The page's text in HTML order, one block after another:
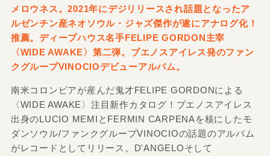
メロウネス。2021年にデジリリースされ話題となったア
ルゼンチン産ネオソウル・ジャズ傑作が遂にアナログ化！
推薦。ディープハウス名手FELIPE GORDON主宰
〈WIDE AWAKE〉第二弾。ブエノスアイレス発のファン
クグループVINOCIOデビューアルバム。
南米コロンビアが産んだ鬼才FELIPE GORDONによる
〈WIDE AWAKE〉注目新作カタログ！ブエノスアイレス
出身のLUCIO MEMIとFERMIN CARPENAを核にしたモ
ダンソウル/ファンクグループVINOCIOの話題のアルバム
がレコードとしてリリース。D'ANGELOそして